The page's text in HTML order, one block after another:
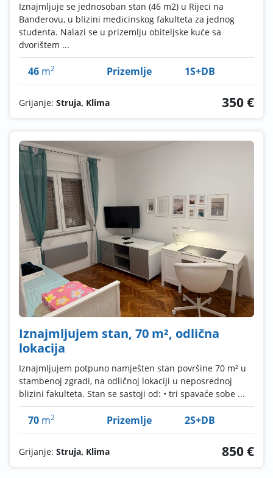
Iznajmljuje se jednosoban stan (46 m2) u Rijeci na
Banderovu, u blizini medicinskog fakulteta za jednog
studenta. Nalazi se u prizemlju obiteljske kuće sa
dvorištem ...
46 m2 Prizemlje 1S+DB
Grijanje: Struja, Klima 350 €
Iznajmljujem stan, 70 m², odlična
lokacija
Iznajmljujem potpuno namješten stan površine 70 m² u
stambenoj zgradi, na odličnoj lokaciji u neposrednoj
blizini fakulteta. Stan se sastoji od: • tri spavaće sobe ...
70 m2 Prizemlje 2S+DB
Grijanje: Struja, Klima 850 €